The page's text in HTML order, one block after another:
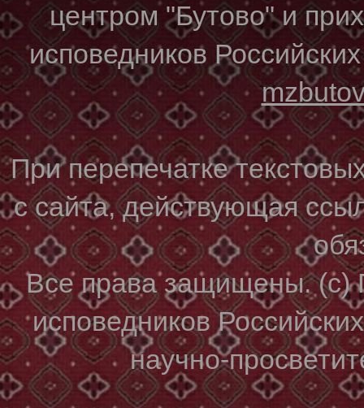
центром "Бутово" и
исповедников
При перепечатке
с сайта, действующая
Все права защищены. (с)
исповедников
научно-